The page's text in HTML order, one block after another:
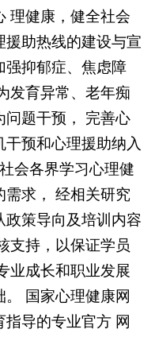
理健康，健全社会
援助热线的建设与宣
强抑郁症、焦虑障
发育异常、老年痴
题干预， 完善心
预和心理援助纳入
会各界学习心理健
需求，经相关研究
政策导向及培训内容
支持，以保证学员
业成长和职业发展
国家心理健康网
指导的专业官方 网